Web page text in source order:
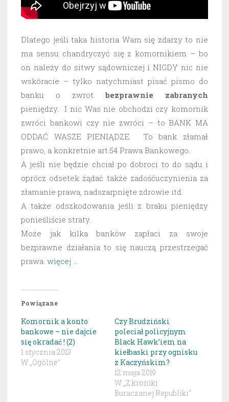
Dlatego jeśli taka historia Wam się zdarzy to nie
ma sensu chandryczyć się z komornikiem – bo
on należy do sitwy sądowniczej i NIGDY nic nie
wskóracie – tylko natychmiast pisać pismo do
banku o zwrot bezprawnie
zabranych
pieniędzy. I nic Was nie obchodzi czy komornik
zwróci bankowi czy nie zwróci – to BANK MA
ODDAĆ WASZE PIENIĄDZE. To bank złamał
prawo, a konkretnie art.54 Prawa Bankowego.
A jeśli nie będzie chciał po dobroci to do sądu i
oprócz odsetek żądać także zadośćuczynienia za
złamanie prawa, nadszarpnięte zdrowie itd.
A także odszkodowania jeśli z braku pieniędzy
ponieśliście straty.
Może jak kilka banków zapłaci za swoje
bezprawne działania to się nauczą przestrzegać
prawa. więcej …
Powiązane
Komornik a konto
bankowe – nie dajcie
się okradać ! (2)
1 stycznia 2013
W „Ogólne"
Czy Brudziński
poleciał policyjnym
Black Hawk’iem na
kiełbaski przy ognisku
z Kaczyńskim?
12 maja 2019
W „Z kroniki
Buraczanej Republiki"